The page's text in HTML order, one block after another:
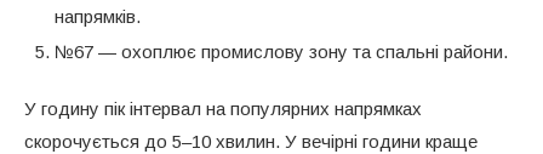
напрямків.
№67 — охоплює промислову зону та спальні райони.
У годину пік інтервал на популярних напрямках
скорочується до 5–10 хвилин. У вечірні години краще